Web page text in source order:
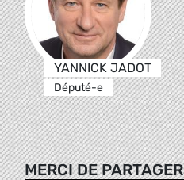
YANNICK JADOT
Député-e
MERCI DE PARTAGER